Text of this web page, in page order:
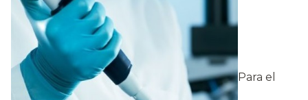
Para el